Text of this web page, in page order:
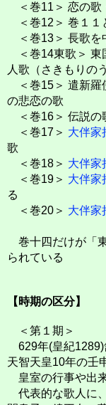
＜巻11＞ 恋の歌
＜巻12＞ 巻１１
＜巻13＞ 長歌を
＜巻14東歌＞ 東
人歌（さきもりの
＜巻15＞ 遣新羅
の悲恋の歌
＜巻16＞ 伝説の
＜巻17＞ 大伴家
歌
＜巻18＞ 大伴家
＜巻19＞ 大伴家
る
＜巻20＞ 大伴家
巻十四だけが「
られている
【時期の区分】
＜第１期＞
629年(皇紀1289)
天智天皇10年の壬
皇室の行事や出
代表的な歌人に